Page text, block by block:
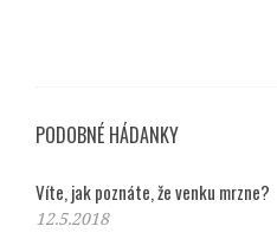
PODOBNÉ HÁDANKY
Víte, jak poznáte, že venku mrzne?
12.5.2018